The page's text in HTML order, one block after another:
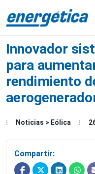
Menu
Menu
Innovador
para
rendimiento
Noticias > Eólica
Compartir: